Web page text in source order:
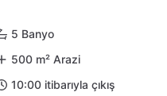
5 Banyo
500 m² Arazi
10:00 itibarıyla çıkış